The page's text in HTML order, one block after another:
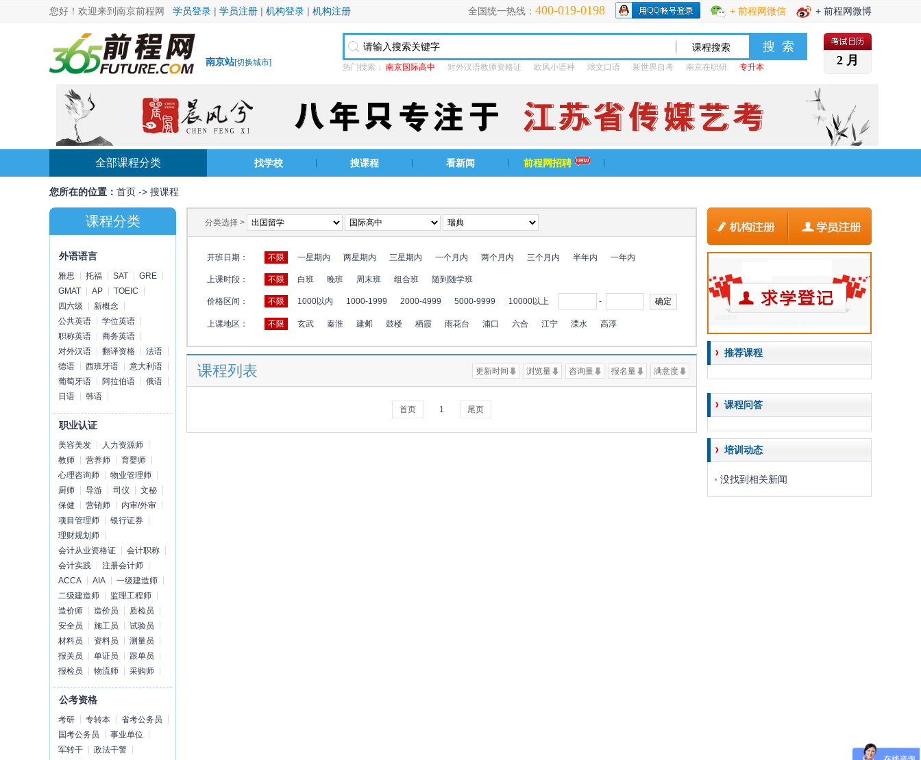
您好！欢迎来到南京前程网 学员登录 | 学员注册 | 机构登录 | 机构注册 + 前程网微博
+ 前程网微信
全国统一热线： 400-019-0198
南京站[切换城市] 热门搜索： 南京国际高中 对外汉语教师资格证 欧风小语种 琅文口语 新世界自考 南京在职研 专升本 2 月
全部课程分类 找学校 搜课程 看新闻 前程网招聘
您所在的位置： 首页 -> 搜课程
课程分类
外语语言
雅思 托福 SAT
GRE
GMAT
AP
TOEIC
四六级
新概念
公共英语
学位英语
职称英语
商务英语
对外汉语
翻译资格
法语
德语
西班牙语
意大利语
葡萄牙语
阿拉伯语
俄语
日语
韩语
职业认证
美容美发
人力资源师
教师
营养师
育婴师
心理咨询师
物业管理师
厨师
导游 司仪
文秘
保健
营销师
内审/外审
项目管理师
银行证券
理财规划师
会计从业资格证
会计职称
会计实践
注册会计师
ACCA
AIA
一级建造师
二级建造师
监理工程师
造价师
造价员
质检员
安全员
施工员
试验员
材料员
资料员
测量员
报关员
单证员
跟单员
报检员
物流师 采购师
公考资格
考研 专转本
省考公务员
国考公务员
事业单位
军转干
政法干警
分类选择 >
开班日期： 不限 一星期内 两星期内 三星期内 一个月内 两个月内 三个月内 半年内 一年内
上课时段： 不限 白班 晚班 周末班 组合班 随到随学班
价格区间： 不限 1000以内 1000-1999 2000-4999 5000-9999 10000以上 -
上课地区： 不限 玄武 秦淮 建邺 鼓楼 栖霞 雨花台 浦口 六合 江宁 溧水 高淳
课程列表 满意度
报名量
咨询量
浏览量
更新时间
首页 1 尾页
推荐课程
课程问答
培训动态
没找到相关新闻